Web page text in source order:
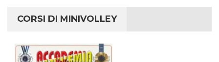
CORSI DI MINIVOLLEY